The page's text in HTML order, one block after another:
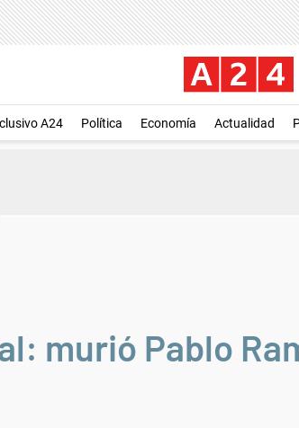
A24 Política Economía Actualidad
murió Pablo